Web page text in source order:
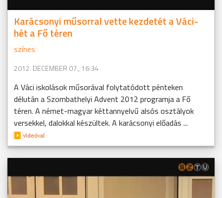
Karácsonyi műsorral vette kezdetét a Váci-
hét a Fő téren
színes
2012. DECEMBER 07., 16:34
A Váci iskolások műsorával folytatódott pénteken
délután a Szombathelyi Advent 2012 programja a Fő
téren. A német-magyar kéttannyelvű alsós osztályok
versekkel, dalokkal készültek. A karácsonyi előadás ...